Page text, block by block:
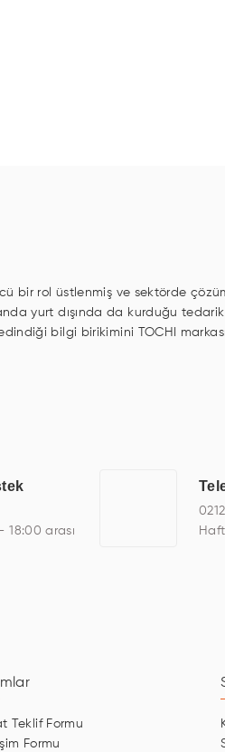
rol üstlenmiş ve sektörde
yurt dışında da kurduğu
bilgi birikimini TOCHI
ve sertifikalara sahip olup, etik
iş ortaklarının öne çıkmasına
arası
Teklif Formu
Formu